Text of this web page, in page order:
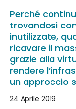
Perché
trovandosi
inutilizzate,
ricavare il
grazie alla
rendere
un approccio
24 Aprile 2019